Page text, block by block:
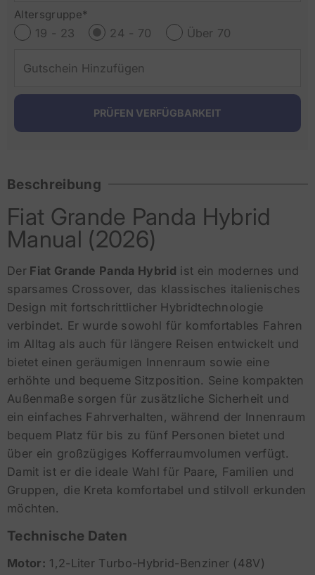
Altersgruppe*
19 - 23 24 - 70 Über 70
Beschreibung
Fiat Grande Panda Hybrid
Manual (2026)
DerFiat Grande Panda Hybrid ist ein modernes und
sparsames Crossover, das klassisches italienisches
Design mit fortschrittlicher Hybridtechnologie
verbindet. Er wurde sowohl für komfortables Fahren
im Alltag als auch für längere Reisen entwickelt und
bietet einen geräumigen Innenraum sowie eine
erhöhte und bequeme Sitzposition. Seine kompakten
Außenmaße sorgen für zusätzliche Sicherheit und
ein einfaches Fahrverhalten, während der Innenraum
bequem Platz für bis zu fünf Personen bietet und
über ein großzügiges Kofferraumvolumen verfügt.
Damit ist er die ideale Wahl für Paare, Familien und
Gruppen, die Kreta komfortabel und stilvoll erkunden
möchten.
Technische Daten
Motor: 1,2-Liter Turbo-Hybrid-Benziner (48V)